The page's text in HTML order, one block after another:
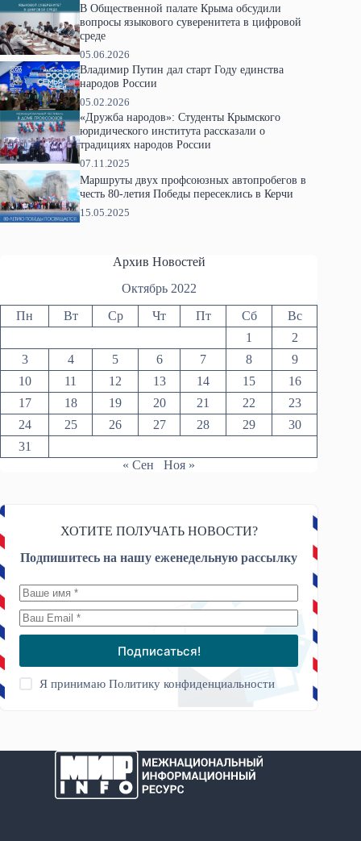
В Общественной палате Крыма обсудили
вопросы языкового суверенитета в цифровой
среде
05.06.2026
Владимир Путин дал старт Году единства
народов России
05.02.2026
«Дружба народов»: Студенты Крымского
юридического института рассказали о
традициях народов России
07.11.2025
Маршруты двух профсоюзных автопробегов в
честь 80-летия Победы пересеклись в Керчи
15.05.2025
Архив Новостей
Октябрь 2022
Пн Вт Ср Чт Пт Сб
Вс
1
2
3
4 5 6 7 8
9
10
11 12 13 14 15
16
17
18 19 20 21 22
23
24
25 26 27 28 29
30
31
« Сен
Ноя »
ХОТИТЕ ПОЛУЧАТЬ НОВОСТИ?
Подпишитесь на нашу еженедельную рассылку
Подписаться!
Я принимаюПолитику конфиденциальности